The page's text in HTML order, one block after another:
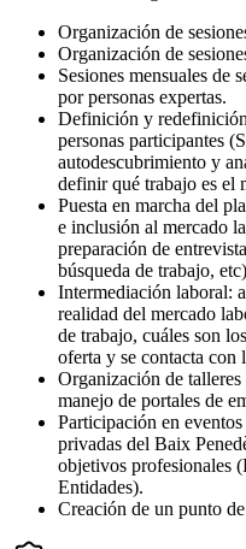
Organización de
Organización de
Sesiones mensuales de
por personas expertas.
Definición y
personas participantes
autodescubrimiento y
definir qué trabajo es el
Puesta en marcha del
e inclusión al mercado
preparación de
búsqueda de trabajo,
Intermediación laboral:
realidad del mercado
de trabajo, cuáles son
oferta y se contacta con
Organización de
manejo de portales de
Participación en
privadas del Baix
objetivos profesionales
Entidades).
Creación de un punto